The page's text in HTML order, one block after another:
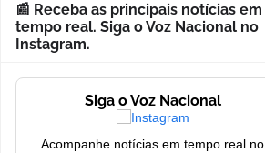
📰 Receba as principais notícias em
tempo real. Siga o Voz Nacional no
Instagram.
Siga o Voz Nacional
Acompanhe notícias em tempo real no